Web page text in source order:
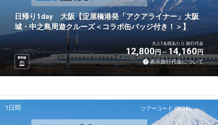
日帰り1day 大阪【淀屋橋港発「アクアライナー」大阪
城・中之島周遊クルーズ＜コラボ缶バッジ付き！＞】
新幹線
大人1名様あたり 旅行代金
12,800円 14,160円
表示旅行代金について
ツアーコード Q02IAL
1日間